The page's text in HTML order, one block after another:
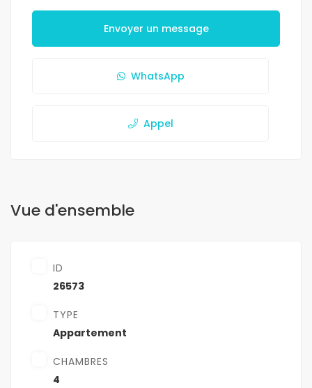
Envoyer un message
WhatsApp
Appel
Vue d'ensemble
ID
26573
TYPE
Appartement
CHAMBRES
4